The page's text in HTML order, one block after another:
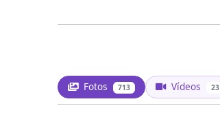
Fotos 713 Vídeos 23